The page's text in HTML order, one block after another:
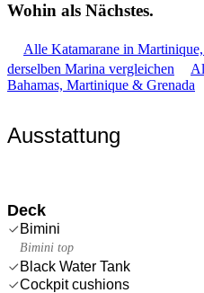
Wohin als Nächstes.
Alle Katamarane in
derselben Marina vergleichen
Bahamas, Martinique & Grenada
Ausstattung
Deck
Bimini
Bimini top
Black Water Tank
Cockpit cushions